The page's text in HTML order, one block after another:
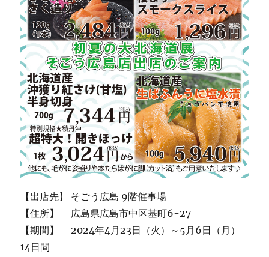
【出店先】 そごう広島 9階催事場
【住所】 広島県広島市中区基町6-27
【期間】 2024年4月23日（火）～5月6日（月）
14日間